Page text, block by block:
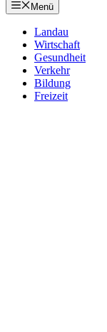
Menü
Landau
Wirtschaft
Gesundheit
Verkehr
Bildung
Freizeit